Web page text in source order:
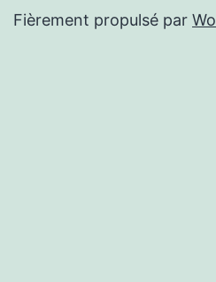
Fièrement propulsé par